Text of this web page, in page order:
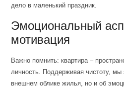
дело в маленький праздник.
Эмоциональный
мотивация
Важно помнить: квартира –
личность. Поддерживая чистоту, мы
внешнем облике жилья, но и об